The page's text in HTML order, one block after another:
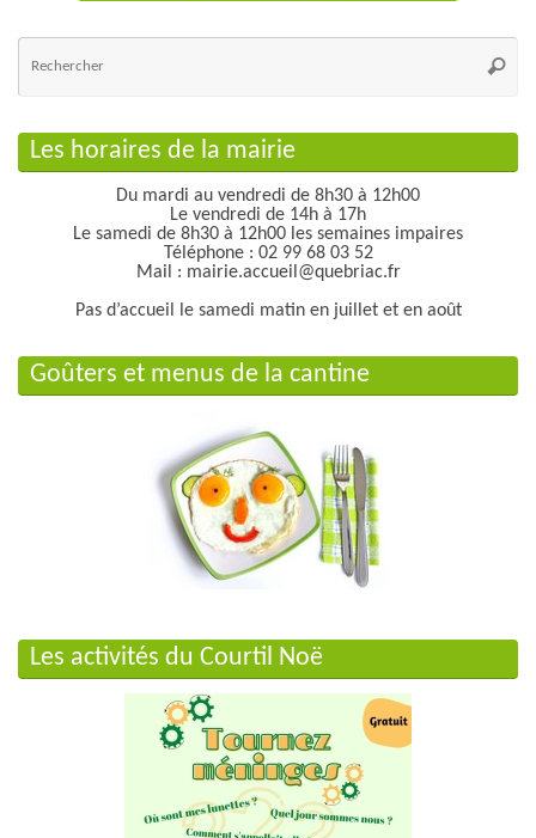
Les horaires de la mairie
Du mardi au vendredi de 8h30 à 12h00
Le vendredi de 14h à 17h
Le samedi de 8h30 à 12h00 les semaines impaires
Téléphone : 02 99 68 03 52
Mail : mairie.accueil@quebriac.fr
Pas d’accueil le samedi matin en juillet et en août
Goûters et menus de la cantine
Les activités du Courtil Noë